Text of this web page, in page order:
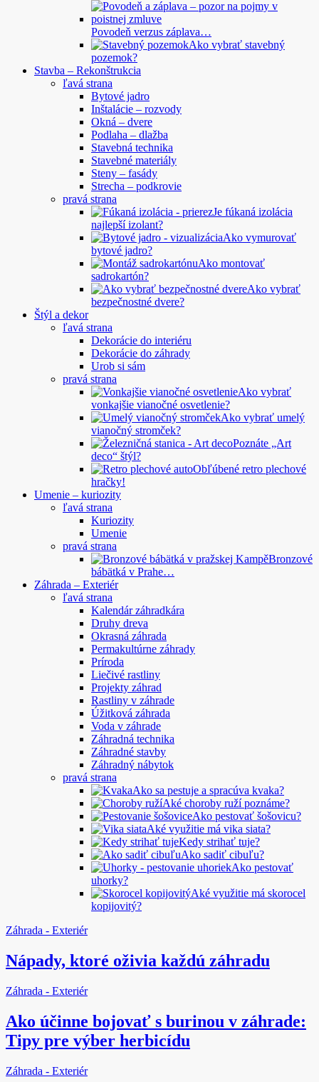
Povodeň verzus záplava…
Ako vybrať stavebný
pozemok?
Stavba – Rekonštrukcia
ľavá strana
Bytové jadro
Inštalácie – rozvody
Okná – dvere
Podlaha – dlažba
Stavebná technika
Stavebné materiály
Steny – fasády
Strecha – podkrovie
pravá strana
Je fúkaná izolácia
najlepší izolant?
Ako vymurovať
bytové jadro?
Ako montovať
sadrokartón?
Ako vybrať
bezpečnostné dvere?
Štýl a dekor
ľavá strana
Dekorácie do interiéru
Dekorácie do záhrady
Urob si sám
pravá strana
Ako vybrať
vonkajšie vianočné osvetlenie?
Ako vybrať umelý
vianočný stromček?
Poznáte „Art
deco“ štýl?
Obľúbené retro plechové
hračky!
Umenie – kuriozity
ľavá strana
Kuriozity
Umenie
pravá strana
Bronzové
bábätká v Prahe…
Záhrada – Exteriér
ľavá strana
Kalendár záhradkára
Druhy dreva
Okrasná záhrada
Permakultúrne záhrady
Príroda
Liečivé rastliny
Projekty záhrad
Rastliny v záhrade
Úžitková záhrada
Voda v záhrade
Záhradná technika
Záhradné stavby
Záhradný nábytok
pravá strana
Ako sa pestuje a spracúva kvaka?
Aké choroby ruží poznáme?
Ako pestovať šošovicu?
Aké využitie má vika siata?
Kedy strihať tuje?
Ako sadiť cibuľu?
Ako pestovať
uhorky?
Aké využitie má skorocel
kopijovitý?
Záhrada - Exteriér
Nápady, ktoré oživia každú záhradu
Záhrada - Exteriér
Ako účinne bojovať s burinou v záhrade:
Tipy pre výber herbicídu
Záhrada - Exteriér